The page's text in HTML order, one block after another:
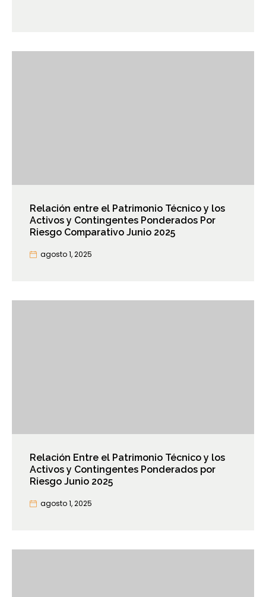
Relación entre el Patrimonio Técnico y los
Activos y Contingentes Ponderados Por
Riesgo Comparativo Junio 2025
agosto 1, 2025
Relación Entre el Patrimonio Técnico y los
Activos y Contingentes Ponderados por
Riesgo Junio 2025
agosto 1, 2025